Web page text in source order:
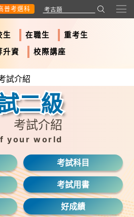
普考選科
生 在職生
重考生
升資
校際講座
試介紹
二級
考試介紹
your world
考試科目
考試用書
好成績